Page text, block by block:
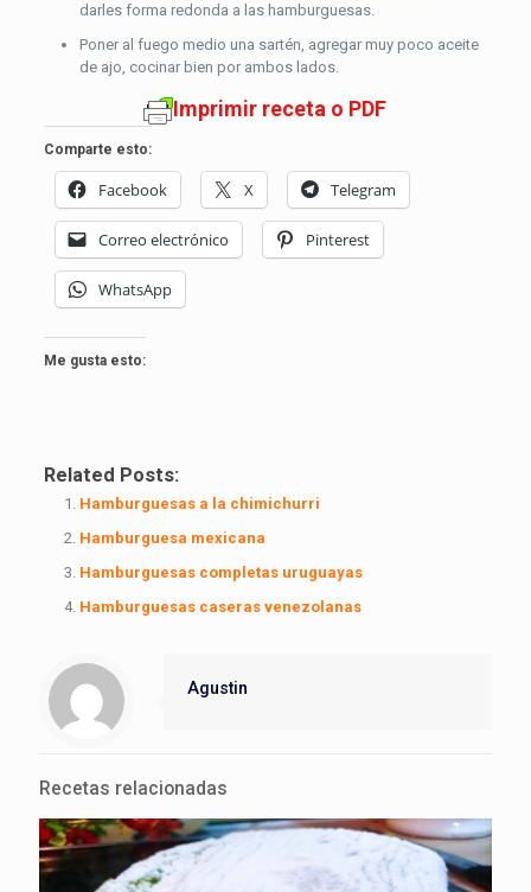
darles forma redonda a las hamburguesas.
Poner al fuego medio una sartén, agregar muy poco aceite
de ajo, cocinar bien por ambos lados.
Imprimir receta o PDF
Comparte esto:
Facebook X Telegram
Correo electrónico Pinterest
WhatsApp
Me gusta esto:
Related Posts:
Hamburguesas a la chimichurri
Hamburguesa mexicana
Hamburguesas completas uruguayas
Hamburguesas caseras venezolanas
Agustin
Recetas relacionadas